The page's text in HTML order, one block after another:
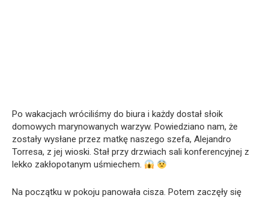
Po wakacjach wróciliśmy do biura i każdy dostał słoik
domowych marynowanych warzyw. Powiedziano nam, że
zostały wysłane przez matkę naszego szefa, Alejandro
Torresa, z jej wioski. Stał przy drzwiach sali konferencyjnej z
lekko zakłopotanym uśmiechem.
Na początku w pokoju panowała cisza. Potem zaczęły się